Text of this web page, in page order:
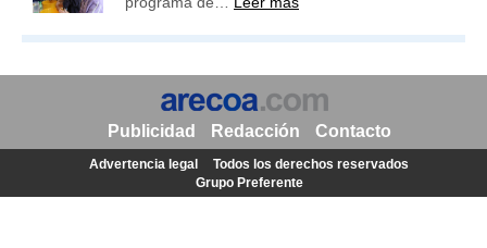
Publicidad Redacción Contacto
Advertencia legal
Todos los derechos reservados
Grupo Preferente